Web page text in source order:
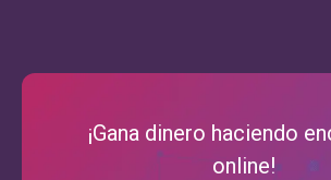
¡Gana dinero haciendo
online!